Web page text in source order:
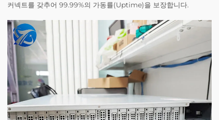
커넥트를 갖추어 99.99%의 가동률(Uptime)을 보장합니다.